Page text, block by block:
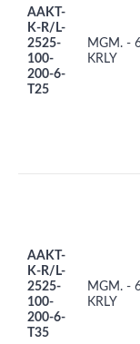
AAKT-
K-R/L-
2525-
100-
200-6-
T25
MGM. -
KRLY
AAKT-
K-R/L-
2525-
100-
200-6-
T35
MGM. -
KRLY